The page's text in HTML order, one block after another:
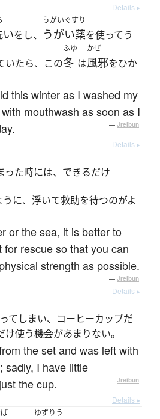
Details ▸
いをし、
うがいぐすり
うがい薬を使ってう
いたら、この
ふゆ
冬 は
かぜ
風邪をひか
this winter as I washed my
mouthwash as soon as I
— Jreibun
Details ▸
った時には、できるだけ
に、浮いて救助を待つのがよ
or the sea, it is better to
rescue so that you can
strength as possible.
— Jreibun
Details ▸
てしまい、コーヒーカップだ
使う機会があまりない。
the set and was left with
sadly, I have little
the cup.
— Jreibun
Details ▸
ゆずりう